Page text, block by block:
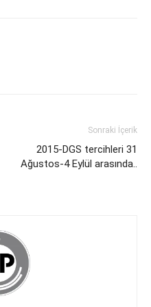
Sonraki İçerik
2015-DGS tercihleri 31
Ağustos-4 Eylül arasında..